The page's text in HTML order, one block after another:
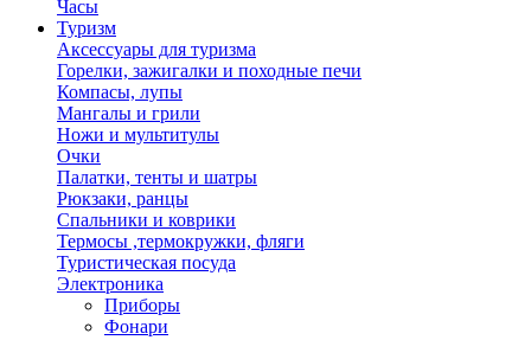
Часы
Туризм
Аксессуары для туризма
Горелки, зажигалки и походные печи
Компасы, лупы
Мангалы и грили
Ножи и мультитулы
Очки
Палатки, тенты и шатры
Рюкзаки, ранцы
Спальники и коврики
Термосы ,термокружки, фляги
Туристическая посуда
Электроника
Приборы
Фонари